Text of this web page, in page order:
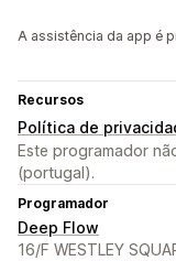
A assistência da app é
Recursos
Política de
Este programador
(portugal).
Programador
Deep Flow
16/F WESTLEY